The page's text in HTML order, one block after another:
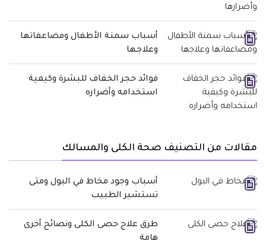
أسباب سمنة الأطفال ومضاعفاتها
وعلاجها
فوائد حجر الخفاف للبشرة وكيفية
استخدامه وأضراره
مقالات من التصنيف صحة الكلى والمسالك
أسباب وجود مخاط في البول ومتى
تستشير الطبيب
طرق علاج حصى الكلى ونصائح أخرى
هامة